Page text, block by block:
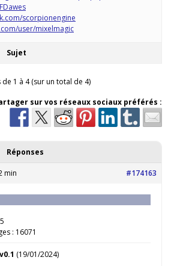
scorpionengine
user/mixelmagic
Sujet
1 à 4 (sur un total de 4)
sur vos réseaux sociaux préférés :
Réponses
min #174163
: 16071
(19/01/2024)